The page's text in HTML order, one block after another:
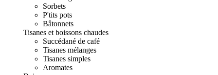
Sorbets
P'tits pots
Bâtonnets
Tisanes et boissons chaudes
Succédané de café
Tisanes mélanges
Tisanes simples
Aromates